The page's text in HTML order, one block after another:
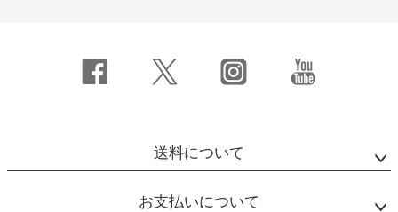
送料について
お支払いについて